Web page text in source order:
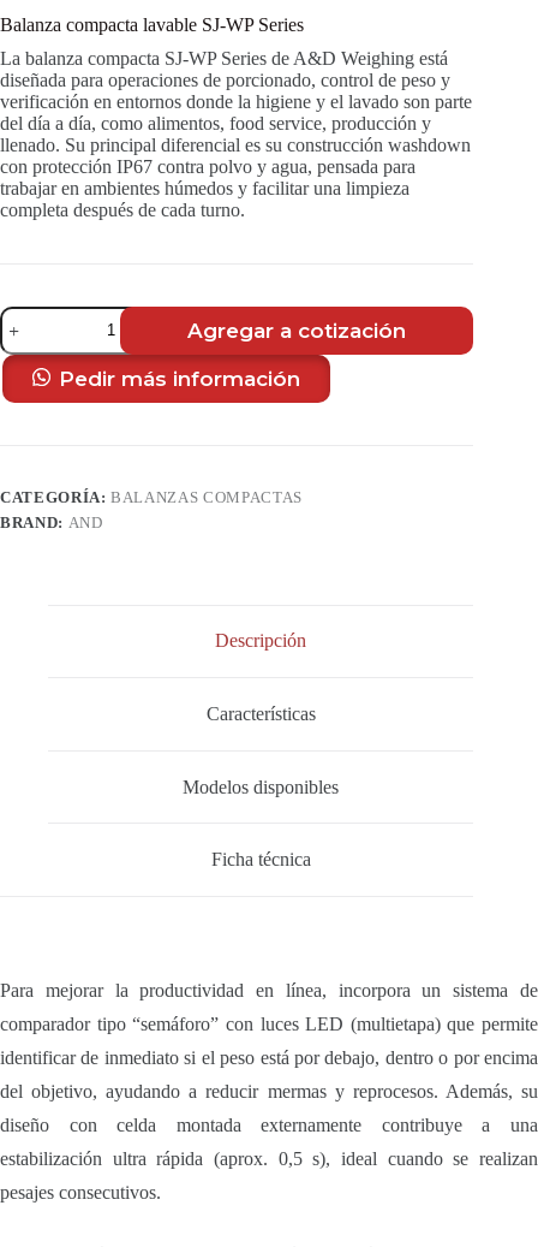
Balanza compacta lavable SJ-WP Series
La balanza compacta SJ-WP Series de A&D Weighing está
diseñada para operaciones de porcionado, control de peso y
verificación en entornos donde la higiene y el lavado son parte
del día a día, como alimentos, food service, producción y
llenado. Su principal diferencial es su construcción washdown
con protección IP67 contra polvo y agua, pensada para
trabajar en ambientes húmedos y facilitar una limpieza
completa después de cada turno.
Balanza
compacta
lavable
WP
Agregar a cotización
Pedir más información
CATEGORÍA:BALANZAS COMPACTAS
BRAND: AND
Descripción
Características
Modelos disponibles
Ficha técnica
Para mejorar la productividad en línea, incorpora un sistema de
comparador tipo “semáforo” con luces LED (multietapa) que permite
identificar de inmediato si el peso está por debajo, dentro o por encima
del objetivo, ayudando a reducir mermas y reprocesos. Además, su
diseño con celda montada externamente contribuye a una
estabilización ultra rápida (aprox. 0,5 s), ideal cuando se realizan
pesajes consecutivos.